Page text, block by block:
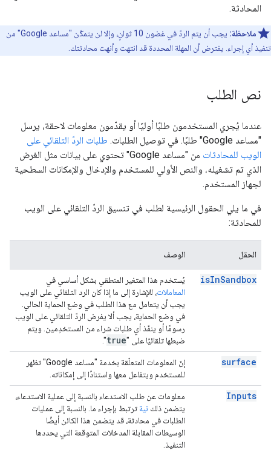
المحادثة.
ملاحظة:
يجب أن يتم الردّ في غضون 10 ثوانٍ، وإلا لن يتمكّن "مساعد Google" من
تنفيذ أي إجراء. يفترض أن المهلة المحددة قد انتهت وأنهت محادثتك.
نص الطلب
عندما يُجري المستخدمون طلبًا أوليًا أو يقدّمون معلومات لاحقة، يرسل
"مساعد Google" طلبًا. في توصيل الطلبات.
طلبات الردّ التلقائي على
الويب للمحادثات
من "مساعد Google" تحتوي على بيانات مثل الغرض
الذي تم تشغيله، والنص الأولي للمستخدم والإدخال والإمكانات السطحية
لجهاز المستخدم.
في ما يلي الحقول الرئيسية لطلب في تنسيق الردّ التلقائي على الويب
للمحادثة:
الحقل الوصف
isInSandbox
يُستخدم هذا المتغير المنطقي بشكل أساسي في
المعاملات، للإشارة إلى ما إذا كان الرد التلقائي على الويب
يجب أن يتعامل مع هذا الطلب في وضع الحماية الحالي.
في وضع الحماية، يجب ألا يفرض الردّ التلقائي على الويب
رسومًا أو ينفّذ أي طلبات شراء من المستخدِمين. ويتم
ضبطها تلقائيًا على "true
".
surface
إنّ المعلومات المتعلّقة بخدمة "مساعد Google" تظهر
للمستخدم ويتفاعل معها واستنادًا إلى إمكاناته.
Inputs
معلومات عن طلب الاستدعاء بالنسبة إلى عملية الاستدعاء،
يتضمن ذلك نية ترتبط بإجراء ما. بالنسبة إلى عمليات
الطلبات في محادثة، قد يتضمن هذا الكائن أيضًا
الوسيطات المقابلة المدخلات المتوقعة التي يحددها
التنفيذ.